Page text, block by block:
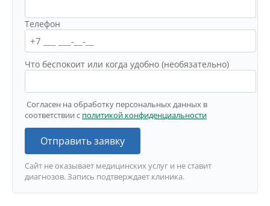
Телефон
Что беспокоит или когда удобно (необязательно)
Согласен на обработку персональных данных в
соответствии с политикой конфиденциальности
Отправить заявку
Сайт не оказывает медицинских услуг и не ставит
диагнозов. Запись подтверждает клиника.